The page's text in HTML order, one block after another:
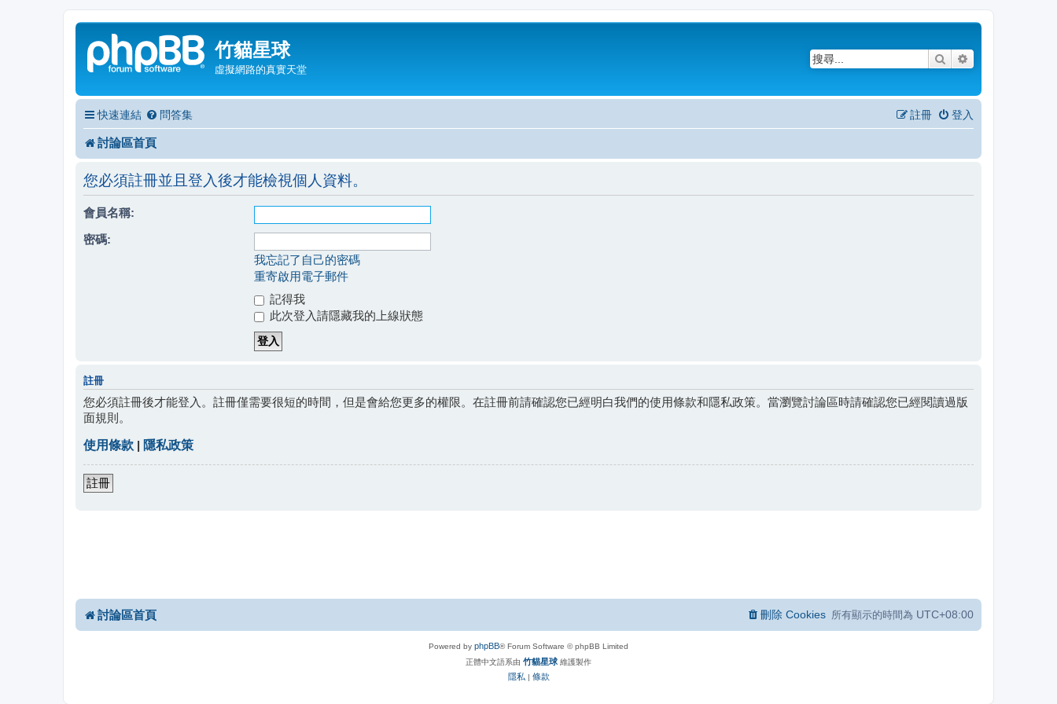
竹貓星球
虛擬網路的真實天堂
搜尋
快速連結 問答集 登入
註冊
討論區首頁
您必須註冊並且登入後才能檢視個人資料。
會員名稱:
密碼:
我忘記了自己的密碼
重寄啟用電子郵件
記得我
此次登入請隱藏我的上線狀態
註冊
您必須註冊後才能登入。註冊僅需要很短的時間，但是會給您更多的權限。在註冊前請確認您已經明白我們的使用條款和隱私政策。當瀏覽討論區時請確認您已經閱讀過版
面規則。
使用條款 | 隱私政策
註冊
討論區首頁 所有顯示的時間為 UTC+08:00
刪除 Cookies
Powered by phpBB® Forum Software © phpBB Limited
正體中文語系由 竹貓星球 維護製作
隱私 | 條款